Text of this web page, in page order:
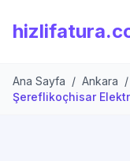
Ana Sayfa / Ankara /
Şereflikoçhisar